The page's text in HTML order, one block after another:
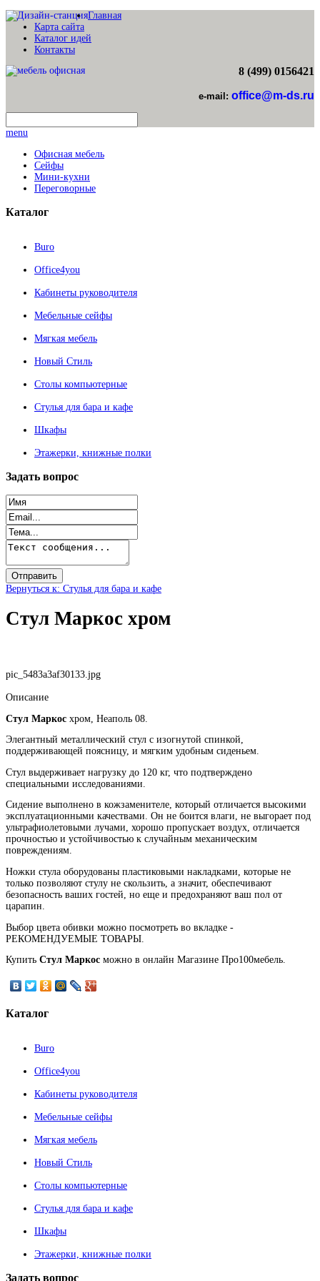
Главная
Карта сайта
Каталог идей
Контакты
8 (499) 0156421
e-mail: office@m-ds.ru
menu
Офисная мебель
Сейфы
Мини-кухни
Переговорные
Каталог
Buro
Office4you
Кабинеты руководителя
Мебельные сейфы
Мягкая мебель
Новый Стиль
Столы компьютерные
Стулья для бара и кафе
Шкафы
Этажерки, книжные полки
Задать вопрос
Вернуться к: Стулья для бара и кафе
Стул Маркос хром
pic_5483a3af30133.jpg
Описание
Стул Маркос хром, Неаполь 08.
Элегантный металлический стул с изогнутой спинкой,
поддерживающей поясницу, и мягким удобным сиденьем.
Стул выдерживает нагрузку до 120 кг, что подтверждено
специальными исследованиями.
Сидение выполнено в кожзаменителе, который отличается высокими
эксплуатационными качествами. Он не боится влаги, не выгорает под
ультрафиолетовыми лучами, хорошо пропускает воздух, отличается
прочностью и устойчивостью к случайным механическим
повреждениям.
Ножки стула оборудованы пластиковыми накладками, которые не
только позволяют стулу не скользить, а значит, обеспечивают
безопасность ваших гостей, но еще и предохраняют ваш пол от
царапин.
Выбор цвета обивки можно посмотреть во вкладке -
РЕКОМЕНДУЕМЫЕ ТОВАРЫ.
Купить Стул Маркос можно в онлайн Магазине Про100мебель.
Каталог
Buro
Office4you
Кабинеты руководителя
Мебельные сейфы
Мягкая мебель
Новый Стиль
Столы компьютерные
Стулья для бара и кафе
Шкафы
Этажерки, книжные полки
Задать вопрос